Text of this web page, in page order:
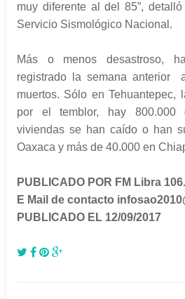
muy diferente al del 85”,
Servicio Sismológico Nacional.
Más o menos desastroso,
registrado la semana anterior
muertos. Sólo en Tehuantepec,
por el temblor, hay 800.000
viviendas se han caído o han
Oaxaca y más de 40.000 en
PUBLICADO POR FM Libra
E Mail de contacto
PUBLICADO EL 12/09/2017